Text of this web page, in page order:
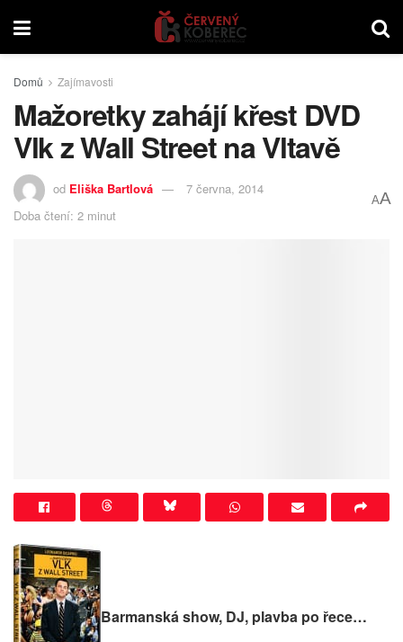
Domů Zajímavosti
Mažoretky zahájí křest DVD
Vlk z Wall Street na Vltavě
od Eliška Bartlová
7 června, 2014
Doba čtení: 2 minut
AA
Barmanská show, DJ, plavba po řece…